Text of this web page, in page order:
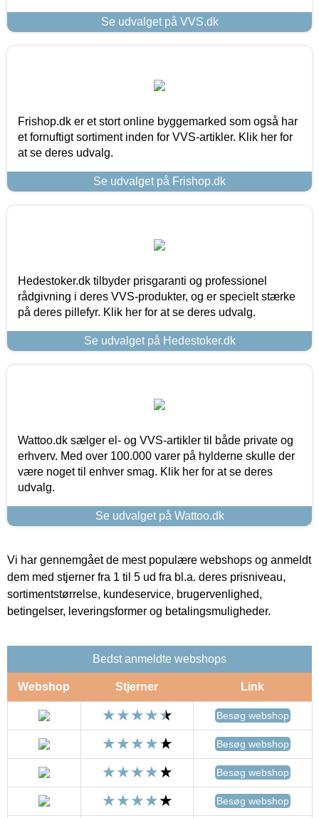
Se udvalget på VVS.dk
Frishop.dk er et stort online byggemarked som også har
et fornuftigt sortiment inden for VVS-artikler. Klik her for
at se deres udvalg.
Se udvalget på Frishop.dk
Hedestoker.dk tilbyder prisgaranti og professionel
rådgivning i deres VVS-produkter, og er specielt stærke
på deres pillefyr. Klik her for at se deres udvalg.
Se udvalget på Hedestoker.dk
Wattoo.dk sælger el- og VVS-artikler til både private og
erhverv. Med over 100.000 varer på hylderne skulle der
være noget til enhver smag. Klik her for at se deres
udvalg.
Se udvalget på Wattoo.dk
Vi har gennemgået de mest populære webshops og anmeldt
dem med stjerner fra 1 til 5 ud fra bl.a. deres prisniveau,
sortimentstørrelse, kundeservice, brugervenlighed,
betingelser, leveringsformer og betalingsmuligheder.
Bedst anmeldte webshops
Webshop Stjerner Link
Besøg webshop
Besøg webshop
Besøg webshop
Besøg webshop